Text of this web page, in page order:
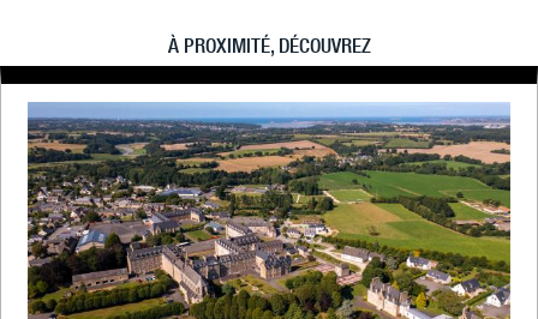
À PROXIMITÉ, DÉCOUVREZ